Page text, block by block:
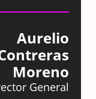
Aurelio
Moreno
General